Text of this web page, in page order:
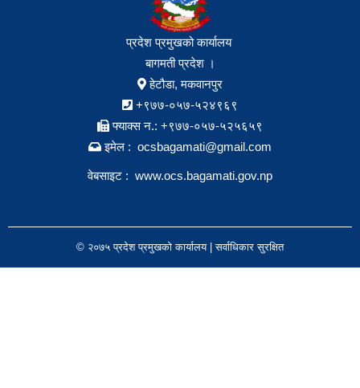
प्रदेश प्रमुखको कार्यालय
बागमती प्रदेश ।
हेटौडा, मकवानपुर
+९७७-०५७-५२४९६९
फ्याक्स न.: +९७७-०५७-५२५६५९
इमेल : ocsbagamati@gmail.com
वेबसाइट : www.ocs.bagamati.gov.np
© २०७५ प्रदेश प्रमुखको कार्यालय | सर्वाधिकार सुरक्षित